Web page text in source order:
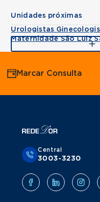
Unidades próximas
Urologistas
Maternidade São Luiz
Marcar Consulta
Central
3003-3230